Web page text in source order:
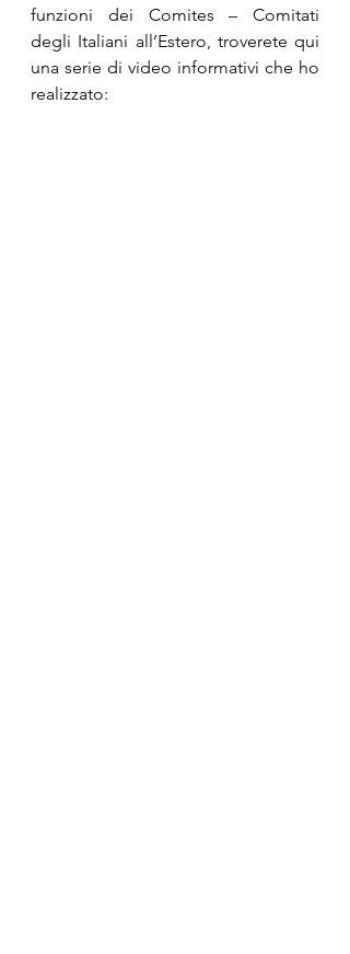
funzioni dei Comites – Comitati
degli Italiani all’Estero, troverete qui
una serie di video informativi che ho
realizzato: